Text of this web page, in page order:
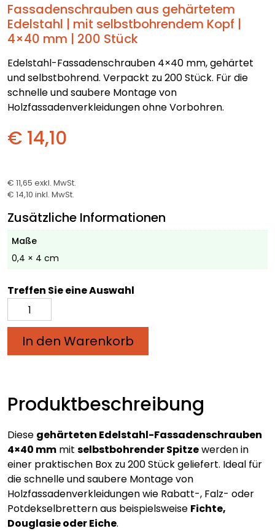
Fassadenschrauben aus gehärtetem
Edelstahl | mit selbstbohrendem Kopf |
4×40 mm | 200 Stück
Edelstahl-Fassadenschrauben 4×40 mm, gehärtet
und selbstbohrend. Verpackt zu 200 Stück. Für die
schnelle und saubere Montage von
Holzfassadenverkleidungen ohne Vorbohren.
€ 14,10
€ 11,65 exkl. MwSt.
€ 14,10 inkl. MwSt.
Zusätzliche Informationen
Maße
0,4 × 4 cm
Treffen Sie eine Auswahl
Fassadenschrauben
aus
gehärtetem
Edelstahl
Kopf
4x40
mm
|
200
Stück
Menge
In den Warenkorb
Produktbeschreibung
Diese gehärteten Edelstahl-Fassadenschrauben
4×40 mm mit selbstbohrender Spitzewerden in
einer praktischen Box zu 200 Stück geliefert. Ideal für
die schnelle und saubere Montage von
Holzfassadenverkleidungen wie Rabatt-, Falz- oder
Potdekselbrettern aus beispielsweise Fichte,
Douglasie oder Eiche.